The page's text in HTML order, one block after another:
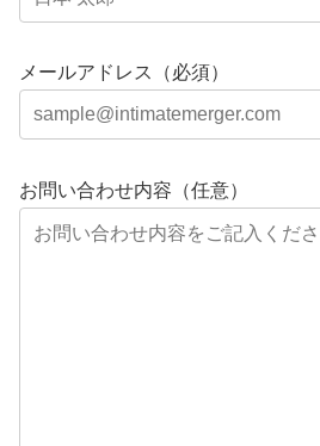
メールアドレス（必須）
お問い合わせ内容（任意）